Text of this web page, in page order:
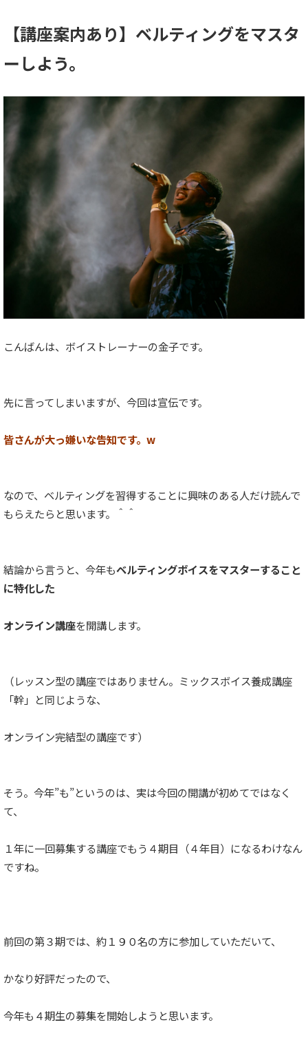
【講座案内あり】ベルティングをマスタ
ーしよう。
こんばんは、ボイストレーナーの金子です。
先に言ってしまいますが、今回は宣伝です。
皆さんが大っ嫌いな告知です。w
なので、ベルティングを習得することに興味のある人だけ読んで
もらえたらと思います。＾＾
結論から言うと、今年もベルティングボイスをマスターすること
に特化した
オンライン講座を開講します。
（レッスン型の講座ではありません。ミックスボイス養成講座
「幹」と同じような、
オンライン完結型の講座です）
そう。今年”も”というのは、実は今回の開講が初めてではなく
て、
１年に一回募集する講座でもう４期目（４年目）になるわけなん
ですね。
前回の第３期では、約１９０名の方に参加していただいて、
かなり好評だったので、
今年も４期生の募集を開始しようと思います。